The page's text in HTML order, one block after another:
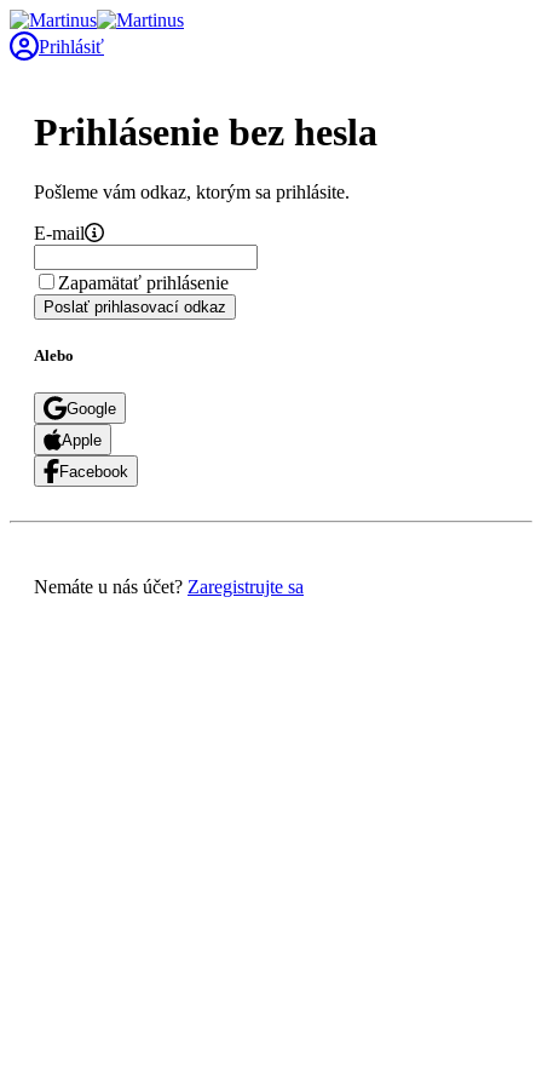
Prihlásiť
Prihlásenie bez hesla
Pošleme vám odkaz, ktorým sa prihlásite.
E-mail
Zapamätať prihlásenie
Poslať prihlasovací odkaz
Alebo
Google
Apple
Facebook
Nemáte u nás účet? Zaregistrujte sa